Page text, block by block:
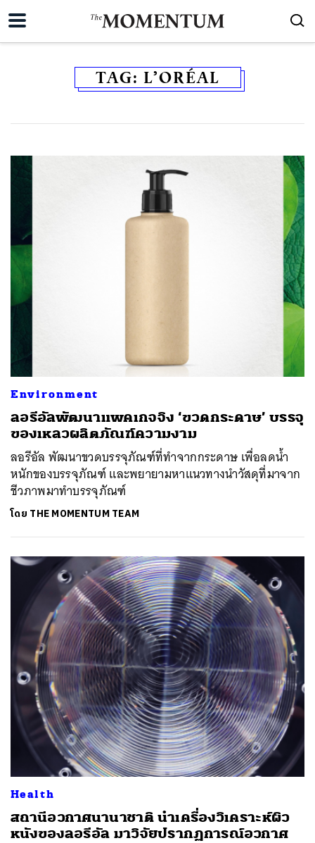
TAG: L’ORÉAL
Environment
ลอรีอัลพัฒนาแพคเกจจิง ‘ขวดกระดาษ’ บรรจุ
ของเหลวผลิตภัณฑ์ความงาม
ลอรีอัล พัฒนาขวดบรรจุภัณฑ์ที่ทำจากกระดาษ เพื่อลดน้ำ
หนักของบรรจุภัณฑ์ และพยายามหาแนวทางนำวัสดุที่มาจาก
ชีวภาพมาทำบรรจุภัณฑ์
โดย THE MOMENTUM TEAM
Health
สถานีอวกาศนานาชาติ นำเครื่องวิเคราะห์ผิว
หนังของลอรีอัล มาวิจัยปรากฏการณ์อวกาศ